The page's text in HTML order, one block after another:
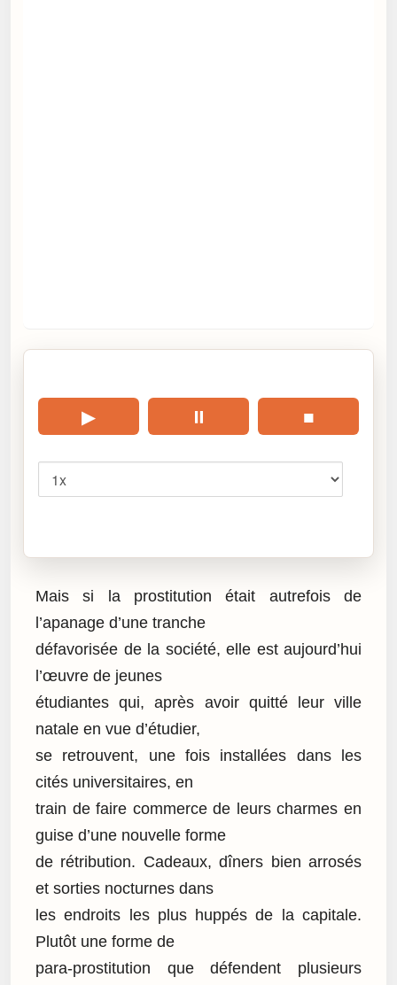
▶ ⏸ ■
Mais si la prostitution était autrefois de
l’apanage d’une tranche
défavorisée de la société, elle est aujourd’hui
l’œuvre de jeunes
étudiantes qui, après avoir quitté leur ville
natale en vue d’étudier,
se retrouvent, une fois installées dans les
cités universitaires, en
train de faire commerce de leurs charmes en
guise d’une nouvelle forme
de rétribution. Cadeaux, dîners bien arrosés
et sorties nocturnes dans
les endroits les plus huppés de la capitale.
Plutôt une forme de
para-prostitution que défendent plusieurs